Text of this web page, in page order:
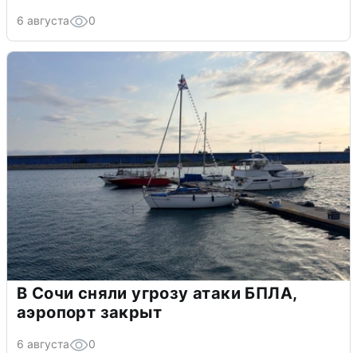
6 августа 0
В Сочи сняли угрозу атаки БПЛА,
аэропорт закрыт
6 августа 0